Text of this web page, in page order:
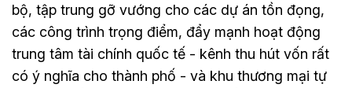
bộ, tập trung gỡ vướng cho các dự án tồn đọng,
các công trình trọng điểm, đẩy mạnh hoạt động
trung tâm tài chính quốc tế - kênh thu hút vốn rất
có ý nghĩa cho thành phố - và khu thương mại tự